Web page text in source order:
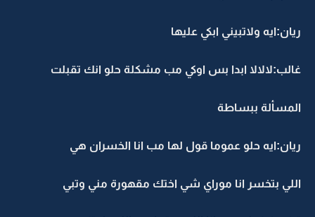
ريان:ايه ولاتبيني ابكي عليها
غالب:لالالا ابدا بس اوكي مب مشكلة حلو انك تقبلت
المسألة ببساطة
ريان:ايه حلو عموما قول لها مب انا الخسران هي
اللي بتخسر انا موراي شي اختك مقهورة مني وتبي